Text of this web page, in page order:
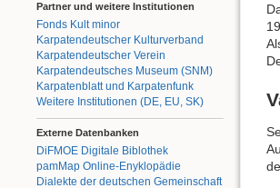
Partner und weitere Institutionen
Fonds Kult minor
Karpatendeutscher Kulturverband
Karpatendeutscher Verein
Karpatendeutsches Museum (SNM)
Karpatenblatt und Karpatenfunk
Weitere Institutionen (DE, EU, SK)
Externe Datenbanken
DiFMOE Digitale Biblothek
pamMap Online-Enyklopädie
Dialekte der deutschen Gemeinschaft